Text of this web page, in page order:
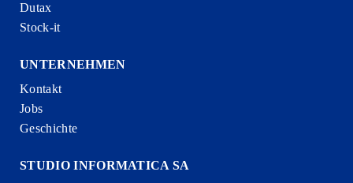
Dutax
Stock-it
UNTERNEHMEN
Kontakt
Jobs
Geschichte
STUDIO INFORMATICA SA